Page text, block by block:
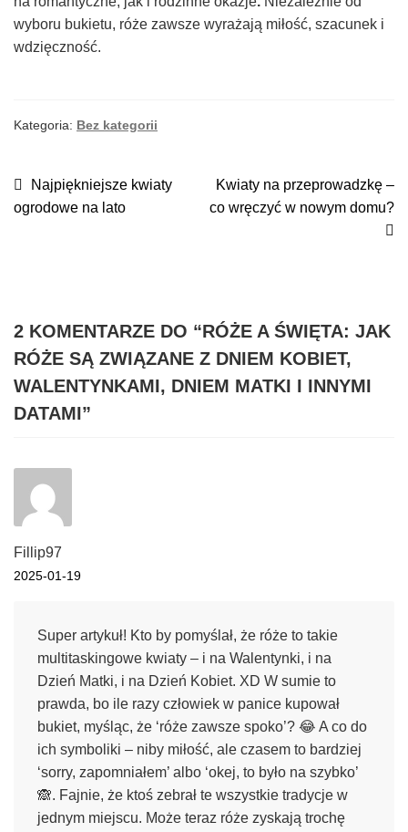
wyboru bukietu, róże zawsze wyrażają miłość, szacunek i
wdzięczność.
Kategoria: Bez kategorii
NAWIGACJA
WPISU
Poprzedni
wpis:
Najpiękniejsze kwiaty
ogrodowe na lato
Następny
wpis:
Kwiaty na przeprowadzkę –
co wręczyć w nowym domu?
2 KOMENTARZE DO “RÓŻE A ŚWIĘTA: JAK
RÓŻE SĄ ZWIĄZANE Z DNIEM KOBIET,
WALENTYNKAMI, DNIEM MATKI I INNYMI
DATAMI”
Fillip97
2025-01-19
Super artykuł! Kto by pomyślał, że róże to takie
multitaskingowe kwiaty – i na Walentynki, i na
Dzień Matki, i na Dzień Kobiet. XD W sumie to
prawda, bo ile razy człowiek w panice kupował
bukiet, myśląc, że ‘róże zawsze spoko’? 😂 A co do
ich symboliki – niby miłość, ale czasem to bardziej
‘sorry, zapomniałem’ albo ‘okej, to było na szybko’
🙈. Fajnie, że ktoś zebrał te wszystkie tradycje w
jednym miejscu. Może teraz róże zyskają trochę